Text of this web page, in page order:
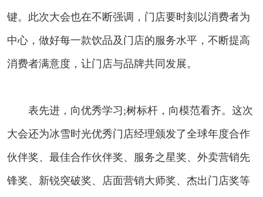
键。此次大会也在不断强调，门店要时刻以消费者为
中心，做好每一款饮品及门店的服务水平，不断提高
消费者满意度，让门店与品牌共同发展。
表先进，向优秀学习;树标杆，向模范看齐。这次
大会还为冰雪时光优秀门店经理颁发了全球年度合作
伙伴奖、最佳合作伙伴奖、服务之星奖、外卖营销先
锋奖、新锐突破奖、店面营销大师奖、杰出门店奖等